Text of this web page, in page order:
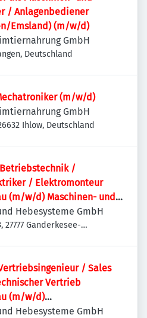
/ Anlagenbediener
Emsland) (m/w/d)
GmbH
Deutschland
(m/w/d)
GmbH
Ihlow, Deutschland
/
/ Elektromonteur
(m/w/d) Maschinen- und
Schaltschrankbau |
Hebesysteme GmbH
27777 Ganderkesee-
/ Sales
Vertrieb
(m/w/d)
| Anlagenbau |
Hebesysteme GmbH